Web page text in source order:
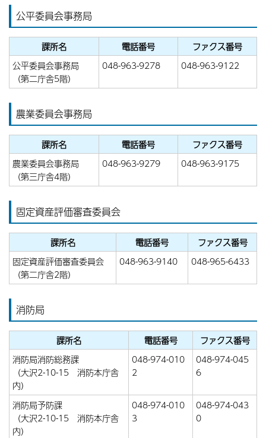
公平委員会事務局
課所名 電話番号
ファクス番号
公平委員会事務局
（第二庁舎5階）
048-963-9278 048-963-9122
農業委員会事務局
課所名 電話番号
ファクス番号
農業委員会事務局
（第三庁舎4階）
048-963-9279 048-963-9175
固定資産評価審査委員会
課所名 電話番号
ファクス番号
固定資産評価審査委員会
（第二庁舎2階）
048-963-9140 048-965-6433
消防局
課所名 電話番号
ファクス番号
消防局消防総務課
（大沢2-10-15 消防本庁舎
内）
048-974-010
2
048-974-045
6
消防局予防課
（大沢2-10-15 消防本庁舎
内）
048-974-010
3
048-974-043
0